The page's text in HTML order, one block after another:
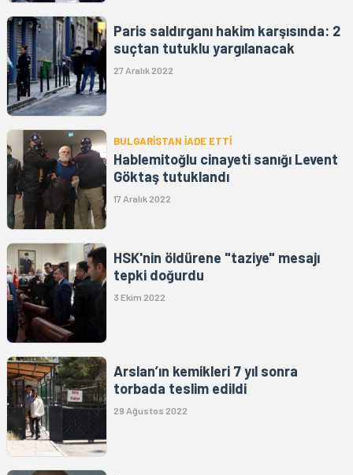
Paris saldırganı hakim karşısında: 2
suçtan tutuklu yargılanacak
27 Aralık 2022
BULGARİSTAN İADE ETTİ
Hablemitoğlu cinayeti sanığı Levent
Göktaş tutuklandı
17 Aralık 2022
HSK'nin öldürene "taziye" mesajı
tepki doğurdu
3 Ekim 2022
Arslan’ın kemikleri 7 yıl sonra
torbada teslim edildi
29 Ağustos 2022